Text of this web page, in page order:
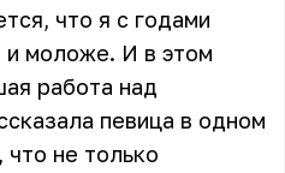
что я с годами
и моложе. И в этом
работа над
певица в одном
что не только